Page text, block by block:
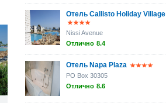
Отель Callisto Holiday Village
Nissi Avenue
Отлично 8.4
Отель Napa Plaza
PO Box 30305
Отлично 8.6